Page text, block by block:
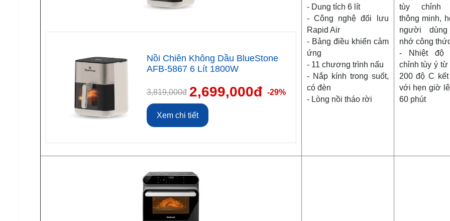
Nồi Chiên Không Dầu BlueStone
AFB-5867 6 Lít 1800W
3,819,000đ 2,699,000đ -29%
Xem chi tiết
- Dung tích 6 lít
- Công nghệ đối lưu
Rapid Air
- Bảng điều khiển cảm
ứng
- 11 chương trình nấu
- Nắp kính trong suốt,
có đèn
- Lòng nồi tháo rời
tùy chỉnh
thông minh,
người
nhớ công
- Nhiệt độ
chỉnh tùy ý từ
200 độ C
với hẹn giờ
60 phút